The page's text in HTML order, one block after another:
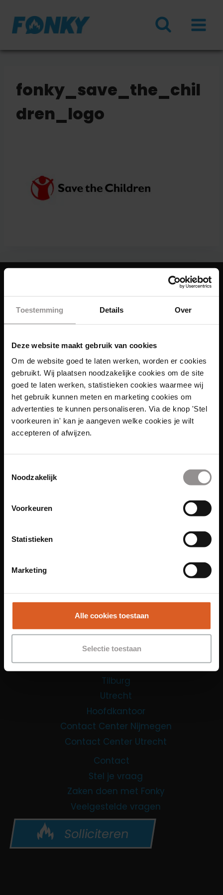
Toestemming Details Over
Deze website maakt gebruik van cookies
Om de website goed te laten werken, worden er cookies
gebruikt. Wij plaatsen noodzakelijke cookies om de site
goed te laten werken, statistieken cookies waarmee wij
het gebruik kunnen meten en marketing cookies om
advertenties te kunnen personaliseren. Via de knop 'Stel
voorkeuren in' kan je aangeven welke cookies je wilt
accepteren of afwijzen.
Noodzakelijk
Voorkeuren
Statistieken
Marketing
Alle cookies toestaan
Selectie toestaan
naar
inhoud
fonky_save_the_chil
dren_logo
Groningen
Leiden
Maastricht
Nijmegen
Rotterdam
Tilburg
Utrecht
Hoofdkantoor
Contact Center Nijmegen
Contact Center Utrecht
Contact
Stel je vraag
Zaken doen met Fonky
Veelgestelde vragen
Solliciteren